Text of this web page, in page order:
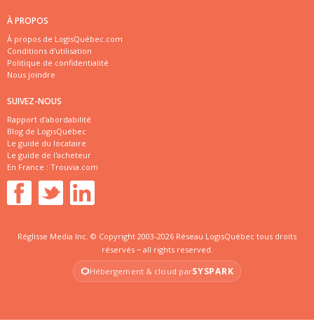
À PROPOS
À propos de LogisQuébec.com
Conditions d'utilisation
Politique de confidentialité
Nous joindre
SUIVEZ-NOUS
Rapport d'abordabilité
Blog de LogisQuébec
Le guide du locataire
Le guide de l'acheteur
En France : Trouvia.com
Réglisse Media Inc. © Copyright 2003-2026 Réseau LogisQuébec tous droits
réservés ~ all rights reserved.
Hébergement & cloud parSYSPARK